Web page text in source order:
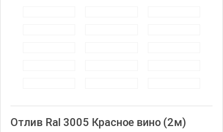
Отлив Ral 3005 Красное вино (2м)